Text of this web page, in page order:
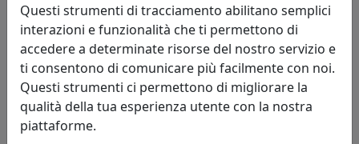
Questi strumenti di tracciamento abilitano semplici
interazioni e funzionalità che ti permettono di
accedere a determinate risorse del nostro servizio e
ti consentono di comunicare più facilmente con noi.
Questi strumenti ci permettono di migliorare la
qualità della tua esperienza utente con la nostra
piattaforme.